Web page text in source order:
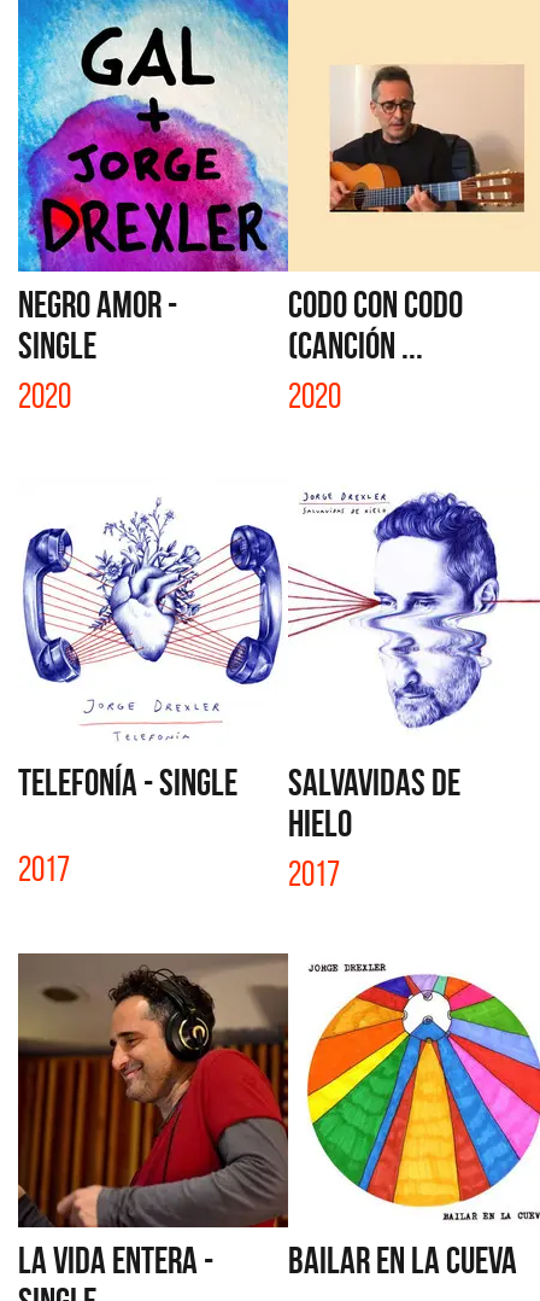
NEGRO AMOR -
SINGLE
2020
CODO CON CODO
(CANCIÓN ...
2020
TELEFONÍA - SINGLE
2017
SALVAVIDAS DE
HIELO
2017
LA VIDA ENTERA -
BAILAR EN LA CUEVA